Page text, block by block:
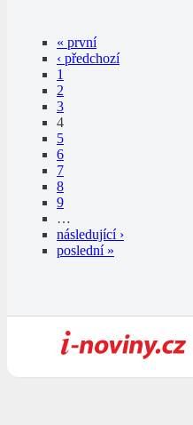
« první
‹ předchozí
1
2
3
4
5
6
7
8
9
…
následující ›
poslední »